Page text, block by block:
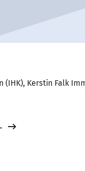
Kerstin Falk